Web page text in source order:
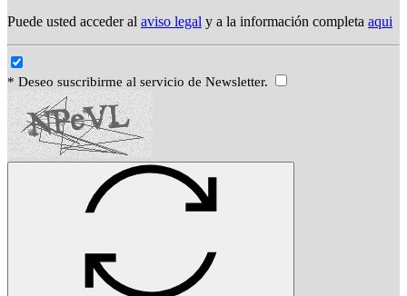
Puede usted acceder al aviso legal y a la información completa aqui
* Deseo suscribirme al servicio de Newsletter.